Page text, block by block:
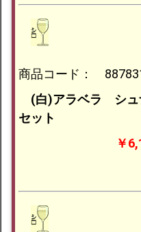
商品コード：
(白)アラベラ シュ
セット
￥